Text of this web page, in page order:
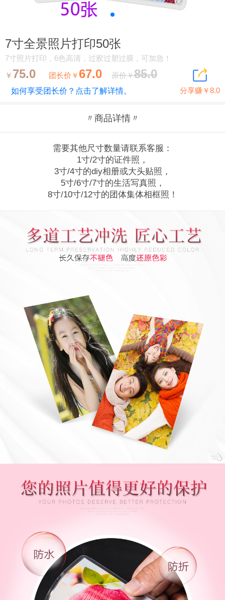
7寸全景照片打印50张
7寸照片打印，6色高清，过胶过塑过膜，可加急！
￥ 75.0 团长价￥ 67.0 原价￥85.0
如何享受团长价？点击了解详情。 分享赚￥8.0
〃商品详情〃
需要其他尺寸数量请联系客服：
1寸/2寸的证件照，
3寸/4寸的diy相册或大头贴照，
5寸/6寸/7寸的生活写真照，
8寸/10寸/12寸的团体集体相框照！